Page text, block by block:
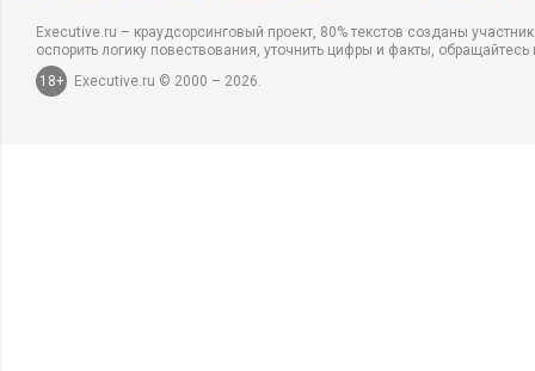
Executive.ru – краудсорсинговый проект, 80% текстов созданы
оспорить логику повествования, уточнить цифры и факты,
18+
Executive.ru © 2000 – 2026.